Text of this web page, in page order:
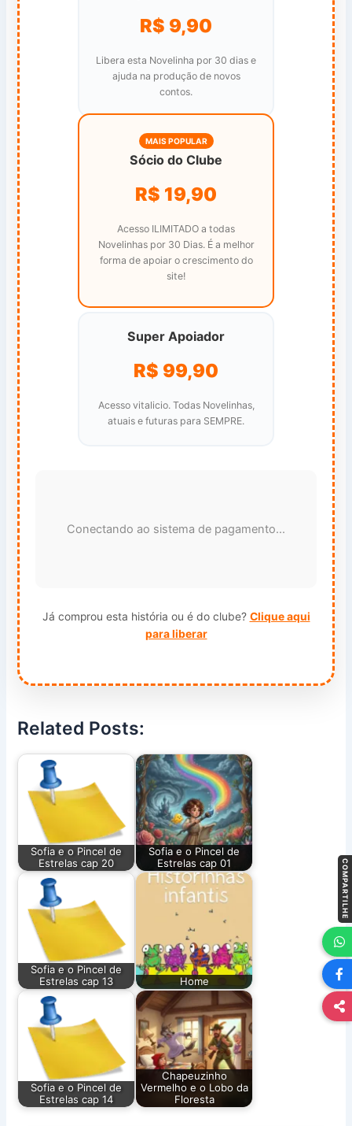
R$ 9,90
Libera esta Novelinha por 30 dias e
ajuda na produção de novos
contos.
MAIS POPULAR
Sócio do Clube
R$ 19,90
Acesso ILIMITADO a todas
Novelinhas por 30 Dias. É a melhor
forma de apoiar o crescimento do
site!
Super Apoiador
R$ 99,90
Acesso vitalicio. Todas Novelinhas,
atuais e futuras para SEMPRE.
Conectando ao sistema de pagamento...
Já comprou esta história ou é do clube? Clique aqui
para liberar
Related Posts:
Sofia e o Pincel de
Estrelas cap 20
Sofia e o Pincel de
Estrelas cap 01
Sofia e o Pincel de
Estrelas cap 13
Home
Sofia e o Pincel de
Estrelas cap 14
Chapeuzinho
Vermelho e o Lobo da
Floresta
COMPARTILHE